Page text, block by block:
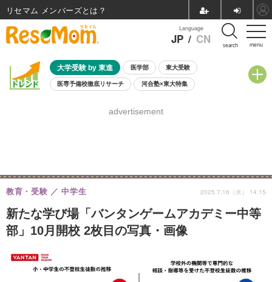
menu
Language
JP / CN search
大学受験 by 東進 医学部 東大受験
医専予備校徹底リサーチ 河合塾×東大特集
8月開催学校説明会・相談会
advertisement
新たな学び場「バンタンゲームアカデミー中等
部」10月開校 2枚目の写真・画像
教育・受験 中学生 2025.7.16（水） 14:15
リセマム メンバーズ